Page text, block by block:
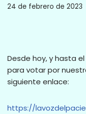
24 de febrero de 2023
Desde hoy, y hasta
para votar por
siguiente enlace:
https://